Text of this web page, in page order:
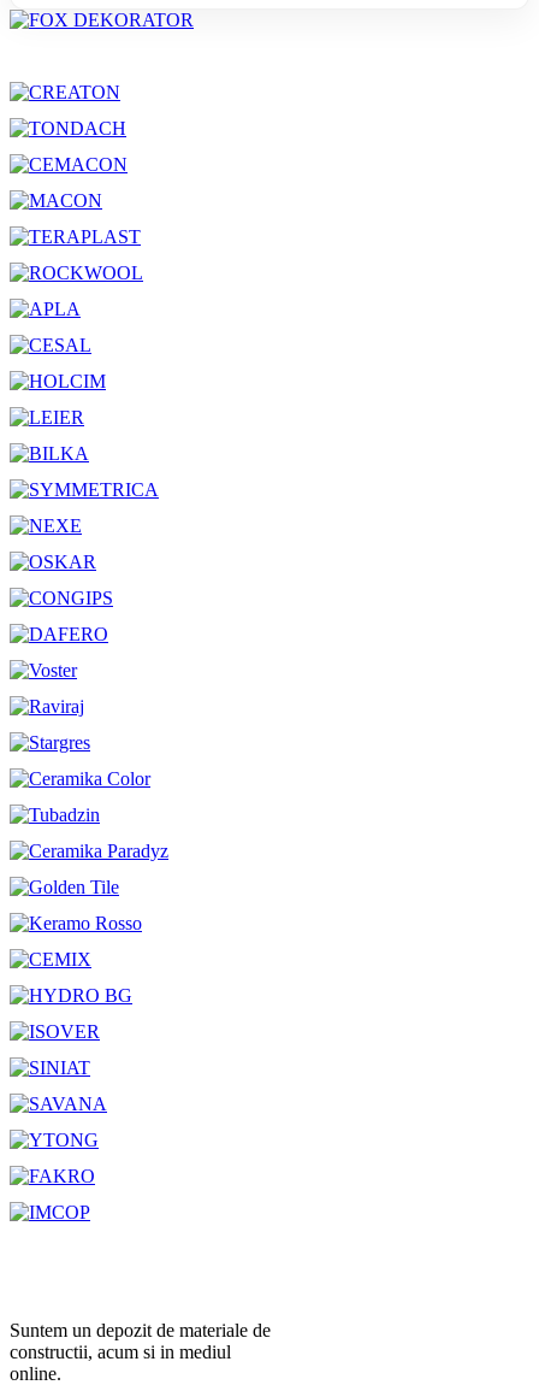
Suntem un depozit de materiale de
constructii, acum si in mediul
online.